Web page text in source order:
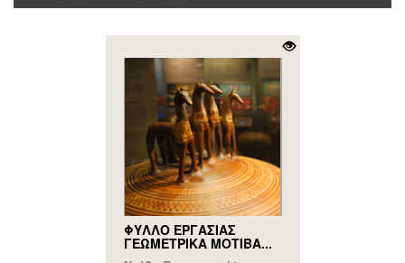
ΦΥΛΛΟ ΕΡΓΑΣΙΑΣ
ΓΕΩΜΕΤΡΙΚΑ ΜΟΤΙΒΑ...